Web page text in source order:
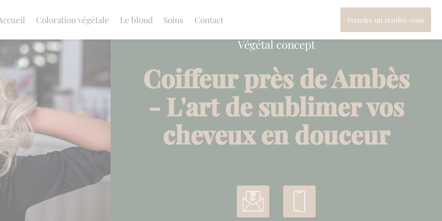
Coloration végétale Le blond Soins Contact Prendre un rendez-vous
Végétal concept
Coiffeur près de Ambès
- L'art de sublimer vos
cheveux en douceur